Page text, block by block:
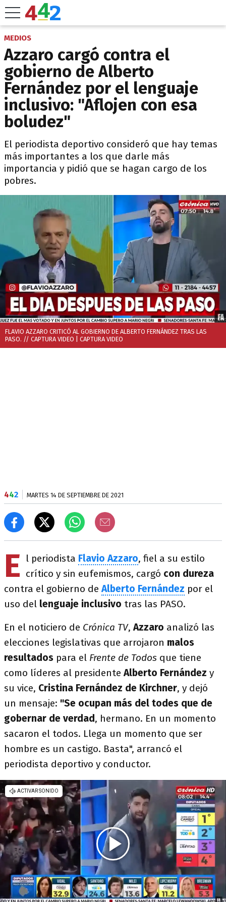
MEDIOS
Azzaro cargó contra el
gobierno de Alberto
Fernández por el lenguaje
inclusivo: "Aflojen con esa
boludez"
El periodista deportivo consideró que hay temas
más importantes a los que darle más
importancia y pidió que se hagan cargo de los
pobres.
FLAVIO AZZARO CRITICÓ AL GOBIERNO DE ALBERTO FERNÁNDEZ TRAS LAS
PASO. // CAPTURA VIDEO | CAPTURA VIDEO
442 MARTES 14 DE SEPTIEMBRE DE 2021
E l periodista Flavio Azzaro, fiel a su estilo
crítico y sin eufemismos, cargó con dureza
contra el gobierno deAlberto Fernández por el
uso del lenguaje inclusivo tras las PASO.
En el noticiero de Crónica TV,Azzaro analizó las
elecciones legislativas que arrojaron malos
resultados para el Frente de Todos que tiene
como líderes al presidente Alberto Fernández y
su vice, Cristina Fernández de Kirchner, y dejó
un mensaje: "Se ocupan más del todes que de
gobernar de verdad, hermano. En un momento
sacaron el todos. Llega un momento que ser
hombre es un castigo. Basta", arrancó el
periodista deportivo y conductor.